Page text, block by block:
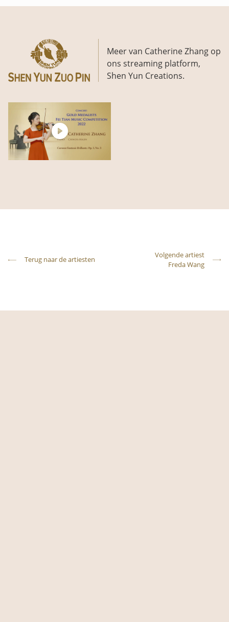
Meer van Catherine Zhang op
ons streaming platform,
Shen Yun Creations.
Terug naar de artiesten
Volgende artiest
Freda Wang‭